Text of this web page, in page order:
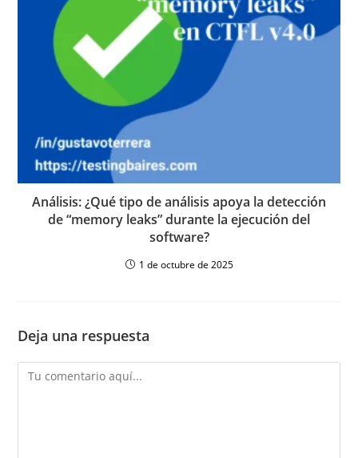
Análisis: ¿Qué tipo de análisis apoya la detección
de “memory leaks” durante la ejecución del
software?
1 de octubre de 2025
Deja una respuesta